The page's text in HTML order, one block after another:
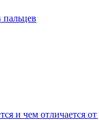
и чем отличается